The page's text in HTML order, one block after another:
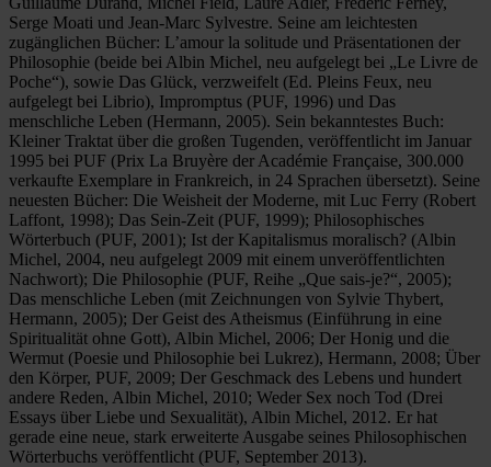
Serge Moati und Jean-Marc Sylvestre. Seine am leichtesten
zugänglichen Bücher: L’amour la solitude und Präsentationen der
Philosophie (beide bei Albin Michel, neu aufgelegt bei „Le Livre de
Poche“), sowie Das Glück, verzweifelt (Ed. Pleins Feux, neu
aufgelegt bei Librio), Impromptus (PUF, 1996) und Das
menschliche Leben (Hermann, 2005). Sein bekanntestes Buch:
Kleiner Traktat über die großen Tugenden, veröffentlicht im Januar
1995 bei PUF (Prix La Bruyère der Académie Française, 300.000
verkaufte Exemplare in Frankreich, in 24 Sprachen übersetzt). Seine
neuesten Bücher: Die Weisheit der Moderne, mit Luc Ferry (Robert
Laffont, 1998); Das Sein-Zeit (PUF, 1999); Philosophisches
Wörterbuch (PUF, 2001); Ist der Kapitalismus moralisch? (Albin
Michel, 2004, neu aufgelegt 2009 mit einem unveröffentlichten
Nachwort); Die Philosophie (PUF, Reihe „Que sais-je?“, 2005);
Das menschliche Leben (mit Zeichnungen von Sylvie Thybert,
Hermann, 2005); Der Geist des Atheismus (Einführung in eine
Spiritualität ohne Gott), Albin Michel, 2006; Der Honig und die
Wermut (Poesie und Philosophie bei Lukrez), Hermann, 2008; Über
den Körper, PUF, 2009; Der Geschmack des Lebens und hundert
andere Reden, Albin Michel, 2010; Weder Sex noch Tod (Drei
Essays über Liebe und Sexualität), Albin Michel, 2012. Er hat
gerade eine neue, stark erweiterte Ausgabe seines Philosophischen
Wörterbuchs veröffentlicht (PUF, September 2013).